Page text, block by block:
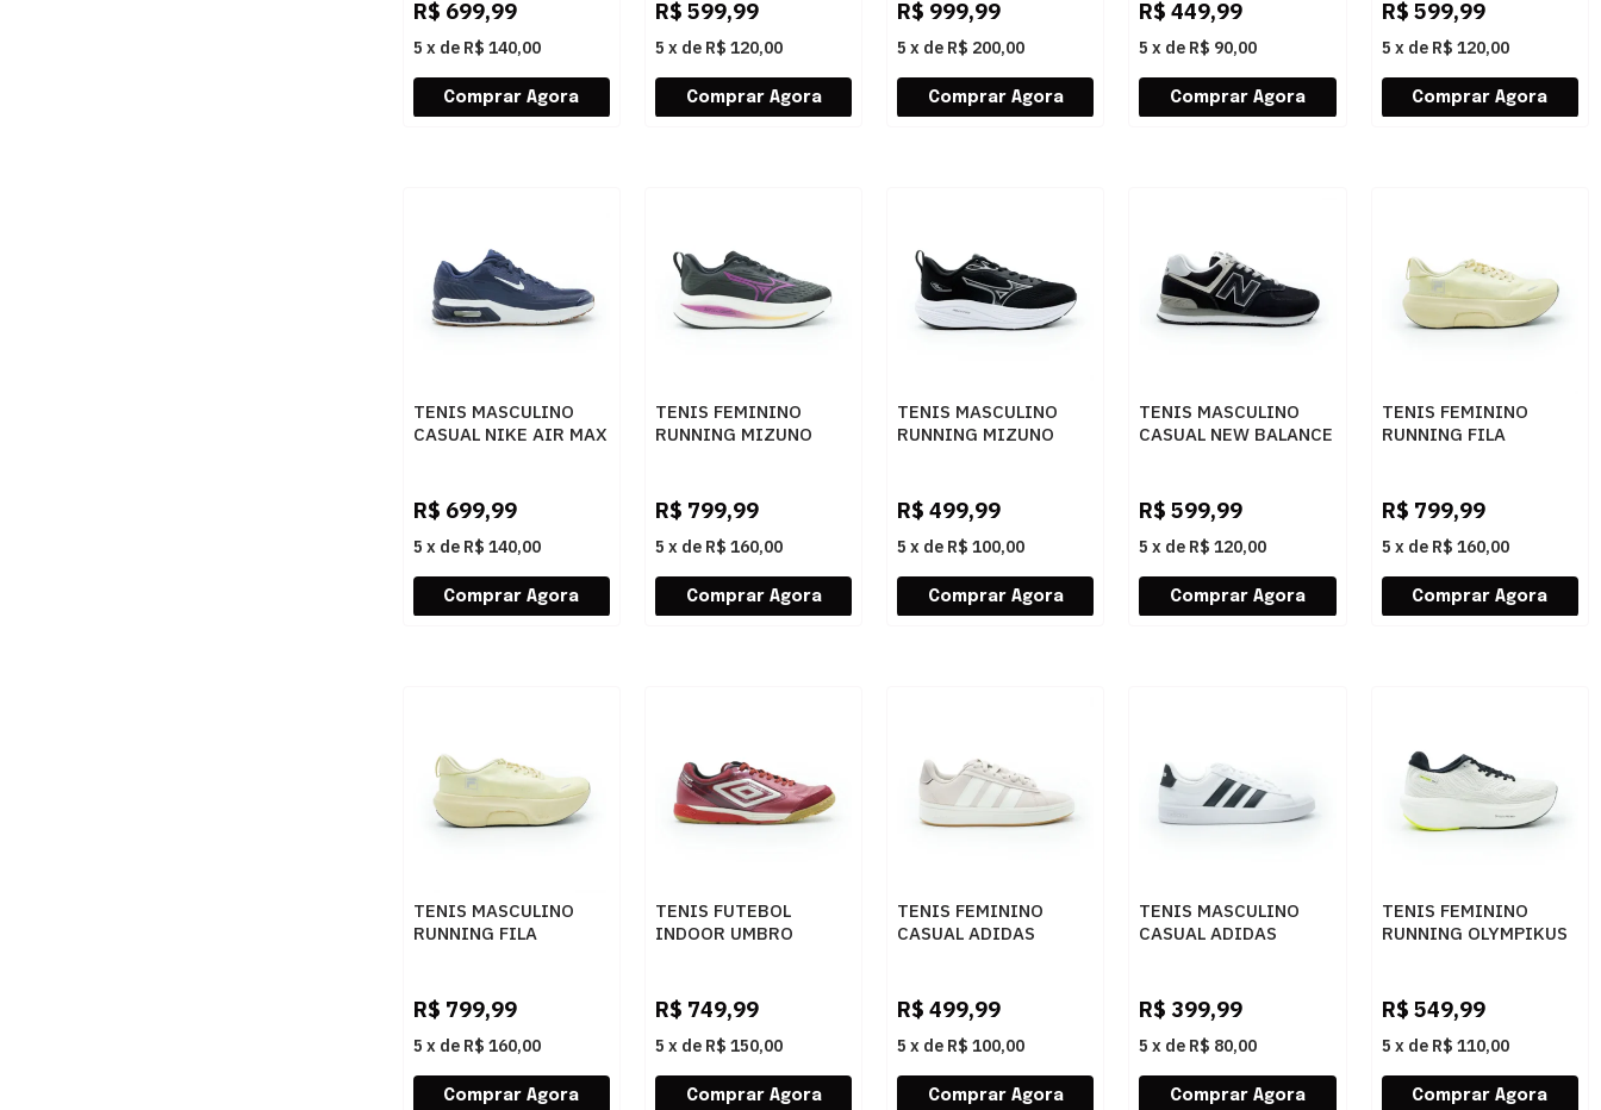
R$ 699,99
5 x de R$ 140,00
R$ 599,99
5 x de R$ 120,00
R$ 999,99
5 x de R$ 200,00
R$ 449,99
5 x de R$ 90,00
R$ 599,99
5 x de R$ 120,00
TENIS MASCULINO
CASUAL NIKE AIR MAX
R$ 699,99
5 x de R$ 140,00
TENIS FEMININO
RUNNING MIZUNO
R$ 799,99
5 x de R$ 160,00
TENIS MASCULINO
RUNNING MIZUNO
R$ 499,99
5 x de R$ 100,00
TENIS MASCULINO
CASUAL NEW BALANCE
R$ 599,99
5 x de R$ 120,00
TENIS FEMININO
RUNNING FILA
7596CREMECINZA
R$ 799,99
5 x de R$ 160,00
TENIS MASCULINO
RUNNING FILA
7596CREMECINZA
R$ 799,99
5 x de R$ 160,00
TENIS FUTEBOL
INDOOR UMBRO
424SCOOTER
R$ 749,99
5 x de R$ 150,00
TENIS FEMININO
CASUAL ADIDAS
R$ 499,99
5 x de R$ 100,00
TENIS MASCULINO
CASUAL ADIDAS
R$ 399,99
5 x de R$ 80,00
TENIS FEMININO
RUNNING OLYMPIKUS
R$ 549,99
5 x de R$ 110,00